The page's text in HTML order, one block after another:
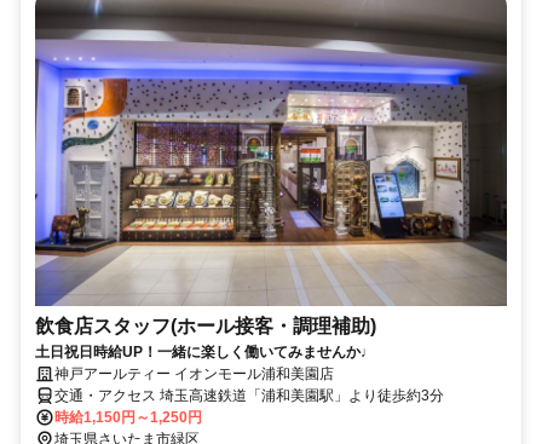
飲食店スタッフ(ホール接客・調理補助)
土日祝日時給UP！一緒に楽しく働いてみませんか♩
神戸アールティー イオンモール浦和美園店
交通・アクセス 埼玉高速鉄道「浦和美園駅」より徒歩約3分
時給1,150円～1,250円
埼玉県さいたま市緑区